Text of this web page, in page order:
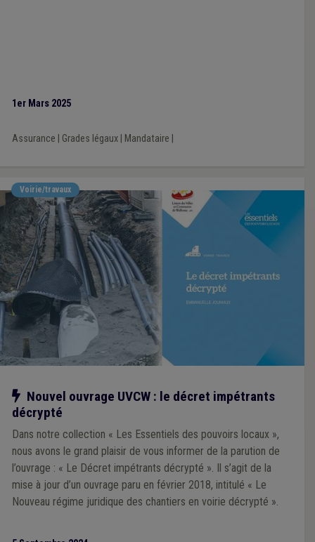
1er Mars 2025
Assurance Grades légaux| Mandataire
Voirie/travaux
Notre action
Nouvel ouvrage UVCW : le décret impétrants
décrypté
Dans notre collection « Les Essentiels des pouvoirs locaux »,
nous avons le grand plaisir de vous informer de la parution de
l’ouvrage : « Le Décret impétrants décrypté ». Il s’agit de la
mise à jour d’un ouvrage paru en février 2018, intitulé « Le
Nouveau régime juridique des chantiers en voirie décrypté ».